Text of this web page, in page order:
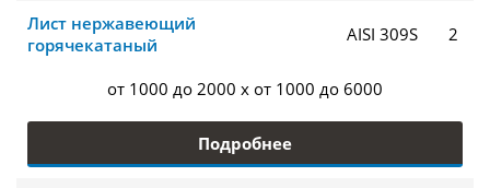
Лист нержавеющий
горячекатаный
AISI 309S 2
от 1000 до 2000 x от 1000 до 6000
Подробнее